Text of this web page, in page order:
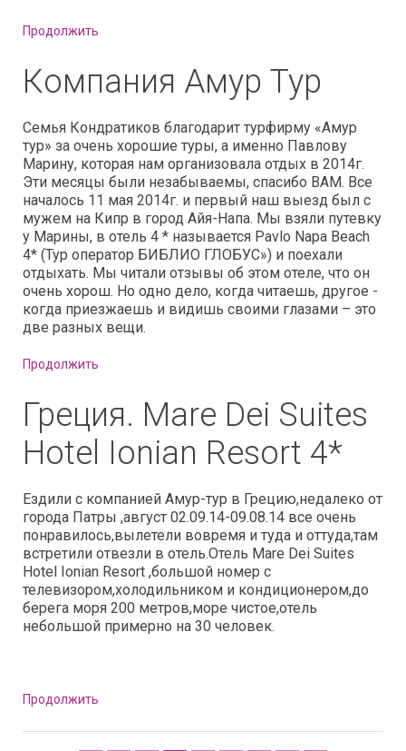
Продолжить
Компания Амур Тур
Семья Кондратиков благодарит турфирму «Амур
тур» за очень хорошие туры, а именно Павлову
Марину, которая нам организовала отдых в 2014г.
Эти месяцы были незабываемы, спасибо ВАМ. Все
началось 11 мая 2014г. и первый наш выезд был с
мужем на Кипр в город Айя-Напа. Мы взяли путевку
у Марины, в отель 4 * называется Pavlo Napa Beach
4* (Тур оператор БИБЛИО ГЛОБУС») и поехали
отдыхать. Мы читали отзывы об этом отеле, что он
очень хорош. Но одно дело, когда читаешь, другое -
когда приезжаешь и видишь своими глазами – это
две разных вещи.
Продолжить
Греция. Mare Dei Suites
Hotel Ionian Resort 4*
Ездили с компанией Амур-тур в Грецию,недалеко от
города Патры ,август 02.09.14-09.08.14 все очень
понравилось,вылетели вовремя и туда и оттуда,там
встретили отвезли в отель.Отель Mare Dei Suites
Hotel Ionian Resort ,большой номер с
телевизором,холодильником и кондиционером,до
берега моря 200 метров,море чистое,отель
небольшой примерно на 30 человек.
Продолжить